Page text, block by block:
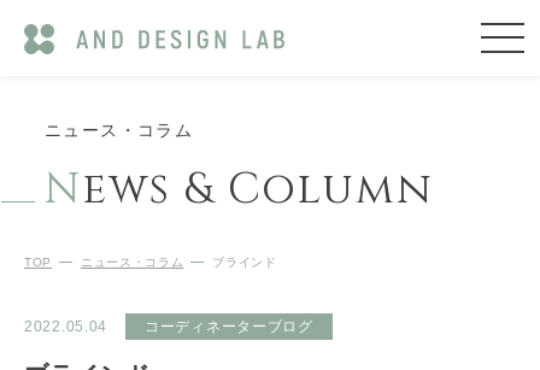
ニュース・コラム
News & Column
TOP ニュース・コラム ブラインド
2022.05.04 コーディネーターブログ